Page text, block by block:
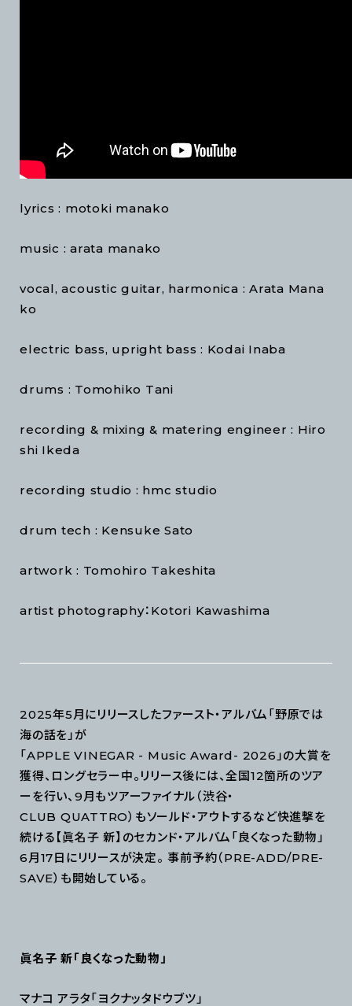
lyrics : motoki manako
music : arata manako
vocal, acoustic guitar, harmonica : Arata Mana
ko
electric bass, upright bass : Kodai Inaba
drums : Tomohiko Tani
recording & mixing & matering engineer : Hiro
shi Ikeda
recording studio : hmc studio
drum tech : Kensuke Sato
artwork : Tomohiro Takeshita
artist photography：Kotori Kawashima
2025年5月にリリースしたファースト・アルバム「野原では
海の話を」が
「APPLE VINEGAR - Music Award- 2026」の大賞を
獲得、ロングセラー中。リリース後には、全国12箇所のツア
ーを行い、9月もツアーファイナル（渋谷・
CLUB QUATTRO）もソールド・アウトするなど快進撃を
続ける【眞名子 新】のセカンド・アルバム「良くなった動物」
6月17日にリリースが決定。 事前予約（PRE-ADD/PRE-
SAVE）も開始している。
眞名子 新「良くなった動物」
マナコ アラタ「ヨクナッタドウブツ」